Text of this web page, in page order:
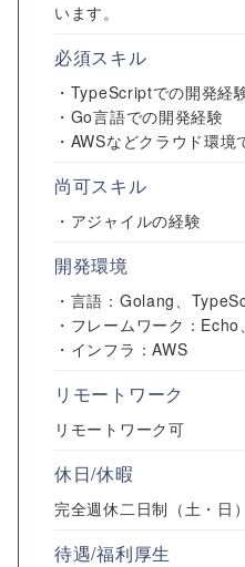
います。
必須スキル
・TypeScriptでの開発経
・Go言語での開発経験
・AWSなどクラウド環
尚可スキル
・アジャイルの経験
開発環境
・言語：Golang、
・フレームワーク：
・インフラ：AWS
リモートワーク
リモートワーク可
休日/休暇
完全週休二日制（土・日
待遇/福利厚生